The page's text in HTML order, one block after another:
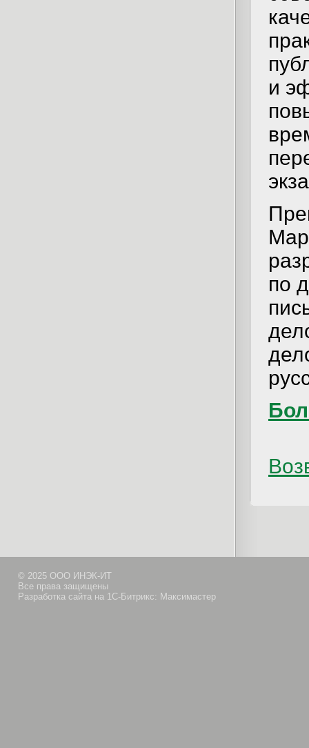
и
по
© 2025 ООО ИНЭК-ИТ
Все права защищены
Разработка сайта на 1С-Битрикс: Максимастер